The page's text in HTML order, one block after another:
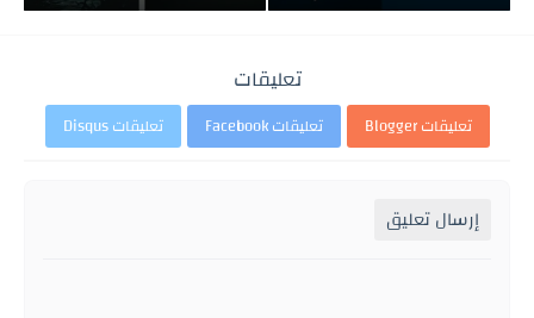
تعليقات
تعليقات Blogger تعليقات Facebook تعليقات Disqus
إرسال تعليق